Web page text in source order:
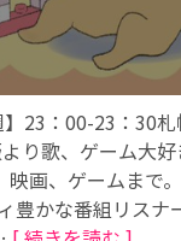
】23：00-23：30
り歌、ゲーム大
画、ゲームまで
豊かな番組リスナ